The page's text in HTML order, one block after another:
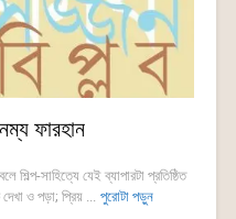
ফারহান
শিল্প-সাহিত্যে যেই ব্যাপারটা প্রতিষ্ঠিত
ও পড়া; প্রিয় ... পুরোটা পড়ুন